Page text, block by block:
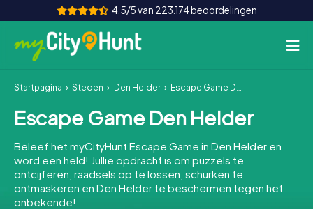
4,5/5 van 223.174 beoordelingen
Hoe het werkt
Steden
Tours
Teamevenement
Startpagina Steden Den Helder Escape Game Den Helder
Escape Game Den Helder
Beleef het myCityHunt Escape Game in Den Helder en
word een held! Jullie opdracht is om puzzels te
ontcijferen, raadsels op te lossen, schurken te
ontmaskeren en Den Helder te beschermen tegen het
onbekende!